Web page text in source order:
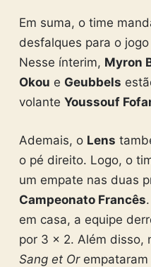
Em suma, o time
desfalques para o
Nesse ínterim, Myron
Okou e Geubbels
volante Youssouf
Ademais, o Lens
o pé direito. Logo, o
um empate nas duas
Campeonato Francês
em casa, a equipe
por 3 x 2. Além disso,
Sang et Or